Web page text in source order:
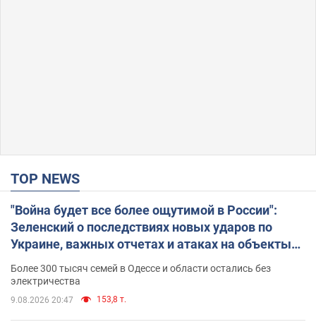
TOP NEWS
"Война будет все более ощутимой в России":
Зеленский о последствиях новых ударов по
Украине, важных отчетах и атаках на объекты
противника. Видео
Более 300 тысяч семей в Одессе и области остались без
электричества
9.08.2026 20:47 153,8 т.